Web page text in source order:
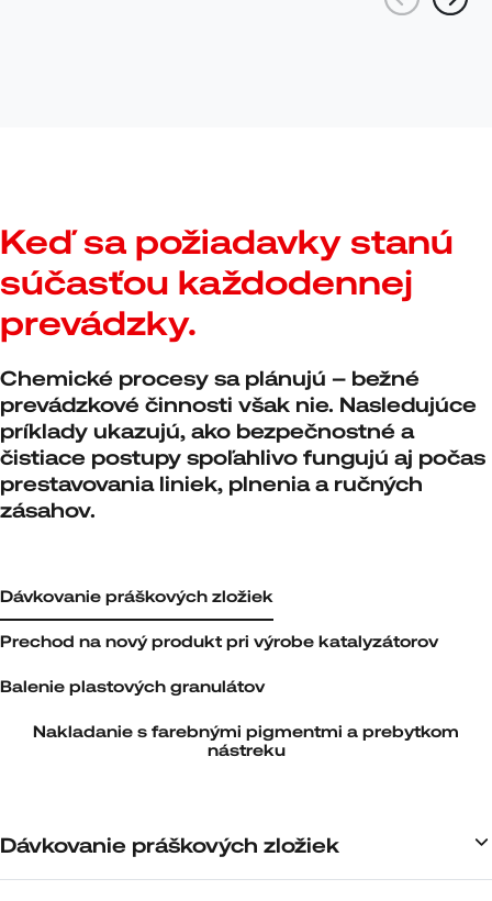
Keď sa požiadavky stanú
súčasťou každodennej
prevádzky.
Chemické procesy sa plánujú – bežné
prevádzkové činnosti však nie. Nasledujúce
príklady ukazujú, ako bezpečnostné a
čistiace postupy spoľahlivo fungujú aj počas
prestavovania liniek, plnenia a ručných
zásahov.
Dávkovanie práškových zložiek
Prechod na nový produkt pri výrobe katalyzátorov
Balenie plastových granulátov
Nakladanie s farebnými pigmentmi a prebytkom
nástreku
Dávkovanie práškových zložiek